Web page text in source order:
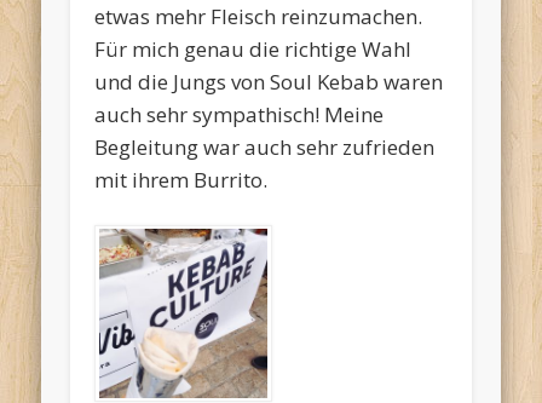
etwas mehr Fleisch reinzumachen.
Für mich genau die richtige Wahl
und die Jungs von Soul Kebab waren
auch sehr sympathisch! Meine
Begleitung war auch sehr zufrieden
mit ihrem Burrito.